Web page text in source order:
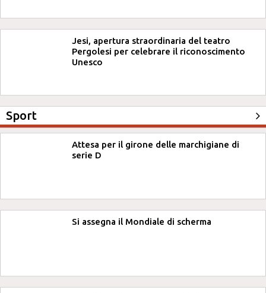
Jesi, apertura straordinaria del teatro
Pergolesi per celebrare il riconoscimento
Unesco
Sport
Attesa per il girone delle marchigiane di
serie D
Si assegna il Mondiale di scherma